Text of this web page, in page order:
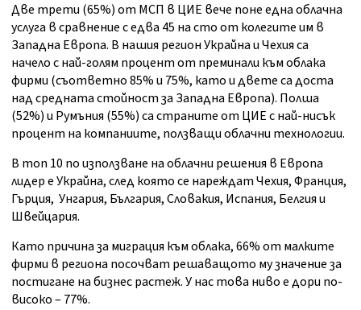
Две трети (65%) от МСП в ЦИЕ вече поне една облачна
услуга в сравнение с едва 45 на сто от колегите им в
Западна Европа. В нашия регион Украйна и Чехия са
начело с най-голям процент от преминали към облака
фирми (съответно 85% и 75%, като и двете са доста
над средната стойност за Западна Европа). Полша
(52%) и Румъния (55%) са страните от ЦИЕ с най-нисък
процент на компаниите, ползващи облачни технологии.
В топ 10 по използване на облачни решения в Европа
лидер е Украйна, след която се нареждат Чехия, Франция,
Гърция, Унгария, България, Словакия, Испания, Белгия и
Швейцария.
Като причина за миграция към облака, 66% от малките
фирми в региона посочват решаващото му значение за
постигане на бизнес растеж. У нас това ниво е дори по-
високо – 77%.